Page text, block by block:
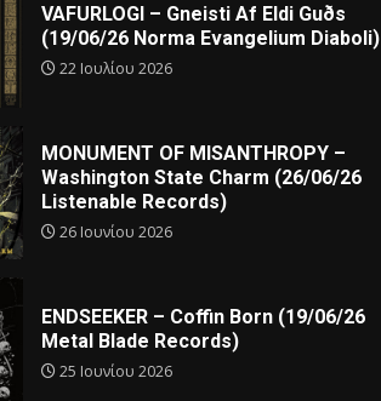
VAFURLOGI – Gneisti Af Eldi Guðs
(19/06/26 Norma Evangelium Diaboli)
22 Ιουλίου 2026
MONUMENT OF MISANTHROPY –
Washington State Charm (26/06/26
Listenable Records)
26 Ιουνίου 2026
ENDSEEKER – Coffin Born (19/06/26
Metal Blade Records)
25 Ιουνίου 2026